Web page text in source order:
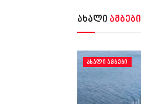
ახალი ამბები
ᲐᲮᲐᲚᲘ ᲐᲛᲑᲔᲑᲘ